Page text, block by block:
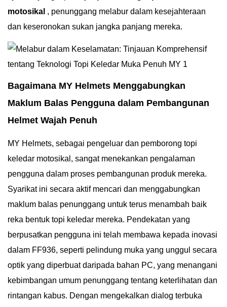
motosikal , penunggang melabur dalam kesejahteraan
dan keseronokan sukan jangka panjang mereka.
Bagaimana MY Helmets Menggabungkan
Maklum Balas Pengguna dalam Pembangunan
Helmet Wajah Penuh
MY Helmets, sebagai pengeluar dan pemborong topi
keledar motosikal, sangat menekankan pengalaman
pengguna dalam proses pembangunan produk mereka.
Syarikat ini secara aktif mencari dan menggabungkan
maklum balas penunggang untuk terus menambah baik
reka bentuk topi keledar mereka. Pendekatan yang
berpusatkan pengguna ini telah membawa kepada inovasi
dalam FF936, seperti pelindung muka yang unggul secara
optik yang diperbuat daripada bahan PC, yang menangani
kebimbangan umum penunggang tentang keterlihatan dan
rintangan kabus. Dengan mengekalkan dialog terbuka